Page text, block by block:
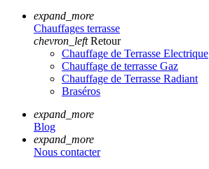
expand_more
Chauffages terrasse
chevron_left Retour
Chauffage de Terrasse Electrique
Chauffage de terrasse Gaz
Chauffage de Terrasse Radiant
Braséros
expand_more
Blog
expand_more
Nous contacter